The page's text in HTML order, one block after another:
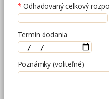
Odhadovaný celkový
Termín dodania
Poznámky (voliteľné)